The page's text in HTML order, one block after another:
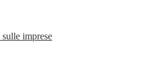
imprese